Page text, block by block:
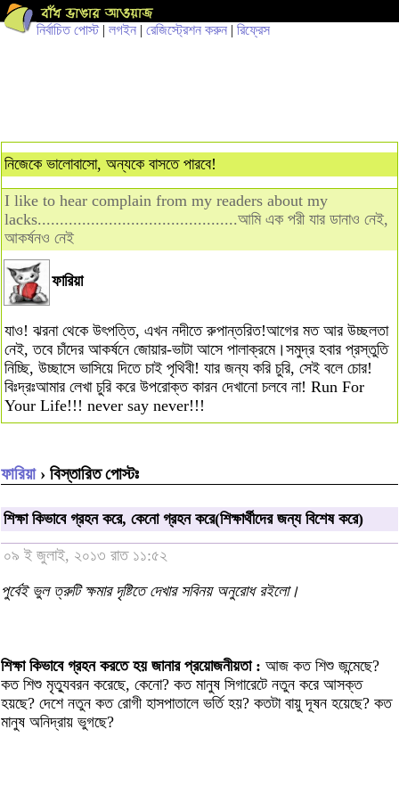
নির্বাচিত পোস্ট| লগইন | রেজিস্ট্রেশন করুন | রিফ্রেস
নিজেকে ভালোবাসো, অন্যকে বাসতে পারবে!
I like to hear complain from my readers about my
lacks.............................................আমি এক পরী যার ডানাও নেই,
আকর্ষনও নেই
ফারিয়া
যাও! ঝরনা থেকে উৎপত্তি, এখন নদীতে রুপান্তরিত!আগের মত আর উচ্ছলতা
নেই, তবে চাঁদের আকর্ষনে জোয়ার-ভাটা আসে পালাক্রমে।সমুদ্র হবার প্রস্তুতি
নিচ্ছি, উচ্ছাসে ভাসিয়ে দিতে চাই পৃথিবী! যার জন্য করি চুরি, সেই বলে চোর!
বিঃদ্রঃআমার লেখা চুরি করে উপরোক্ত কারন দেখানো চলবে না! Run For
Your Life!!! never say never!!!
ফারিয়া› বিস্তারিত পোস্টঃ
শিক্ষা কিভাবে গ্রহন করে, কেনো গ্রহন করে(শিক্ষার্থীদের জন্য বিশেষ করে)
০৯ ই জুলাই, ২০১৩ রাত ১১:৫২
পুর্বেই ভুল ত্রুটি ক্ষমার দৃষ্টিতে দেখার সবিনয় অনুরোধ রইলো।
শিক্ষা কিভাবে গ্রহন করতে হয় জানার প্রয়োজনীয়তা : আজ কত শিশু জন্মেছে?
কত শিশু মৃত্যুবরন করেছে, কেনো? কত মানুষ সিগারেটে নতুন করে আসক্ত
হয়ছে? দেশে নতুন কত রোগী হাসপাতালে ভর্তি হয়? কতটা বায়ু দূষন হয়েছে? কত
মানুষ অনিদ্রায় ভুগছে?